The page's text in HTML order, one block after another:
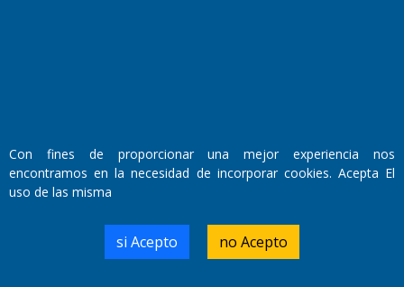
Domicilio Legal: José Ingenieros 855,
Santa Rosa, La Pampa.
RL-2019-55551274-APN-DNDA#MJ
Con fines de proporcionar una mejor experiencia nos
encontramos en la necesidad de incorporar cookies. Acepta El
uso de las misma
si Acepto no Acepto